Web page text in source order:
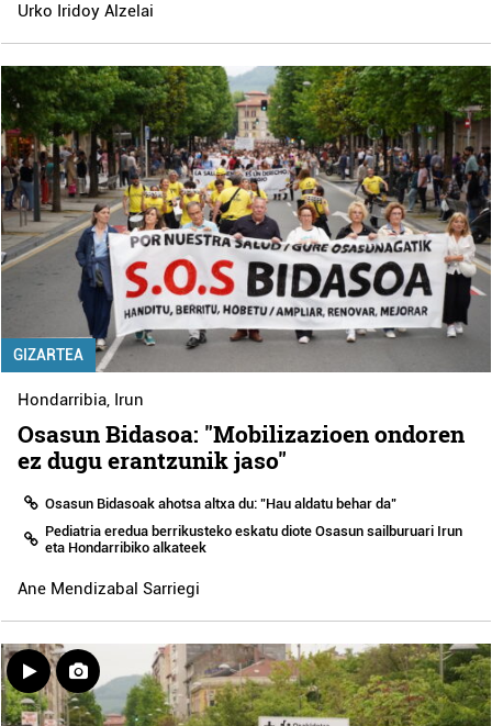
Urko Iridoy Alzelai
GIZARTEA
Hondarribia Irun
Osasun Bidasoa: "Mobilizazioen ondoren
ez dugu erantzunik jaso"
Osasun Bidasoak ahotsa altxa du: "Hau aldatu behar da"
Pediatria eredua berrikusteko eskatu diote Osasun sailburuari Irun
eta Hondarribiko alkateek
Ane Mendizabal Sarriegi